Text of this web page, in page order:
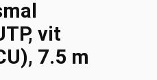
vit
7.5 m